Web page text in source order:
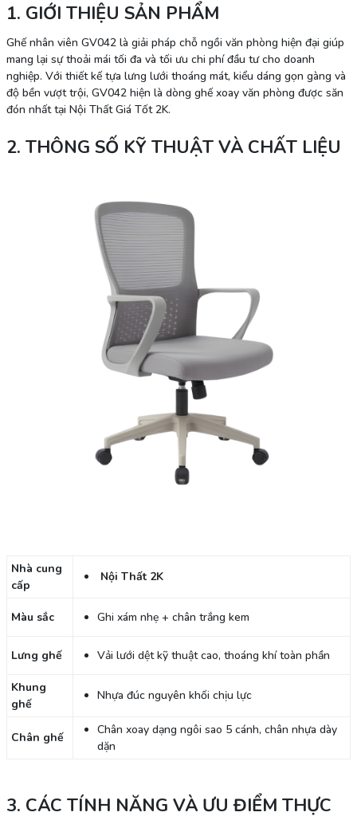
1. GIỚI THIỆU SẢN PHẨM
Ghế nhân viên GV042 là giải pháp chỗ ngồi văn phòng hiện đại giúp
mang lại sự thoải mái tối đa và tối ưu chi phí đầu tư cho doanh
nghiệp. Với thiết kế tựa lưng lưới thoáng mát, kiểu dáng gọn gàng và
độ bền vượt trội, GV042 hiện là dòng ghế xoay văn phòng được săn
đón nhất tại Nội Thất Giá Tốt 2K.
2. THÔNG SỐ KỸ THUẬT VÀ CHẤT LIỆU
Nhà cung
cấp
Nội Thất 2K
Màu sắc Ghi xám nhẹ + chân trắng kem
Lưng ghế Vải lưới dệt kỹ thuật cao, thoáng khí toàn phần
Khung
ghế
Nhựa đúc nguyên khối chịu lực
Chân ghế
Chân xoay dạng ngôi sao 5 cánh, chân nhựa dày
dặn
3. CÁC TÍNH NĂNG VÀ ƯU ĐIỂM THỰC